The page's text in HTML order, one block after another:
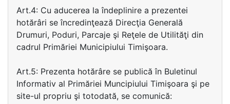
Art.4: Cu aducerea la îndeplinire a prezentei
hotărâri se încredinţează Direcţia Generală
Drumuri, Poduri, Parcaje şi Reţele de Utilităţi din
cadrul Primăriei Municipiului Timişoara.
Art.5: Prezenta hotărâre se publică în Buletinul
Informativ al Primăriei Muncipiului Timişoara şi pe
site-ul propriu şi totodată, se comunică: